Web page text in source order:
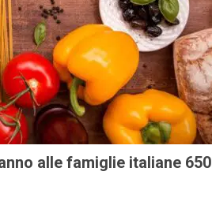
alle famiglie italiane 650